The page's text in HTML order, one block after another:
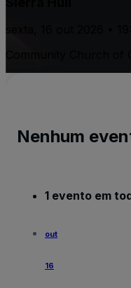
Nenhum
1 evento em
out
16